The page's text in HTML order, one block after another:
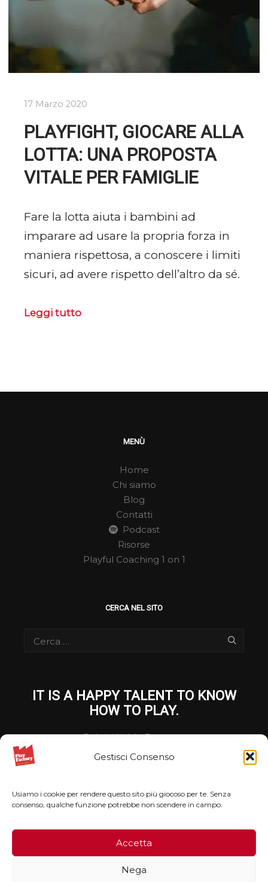
Gestisci Consenso
Usiamo i cookie per rendere questo sito più giocoso per te. Senza
consenso, qualche funzione potrebbe non scendere in campo.
Accetta
Nega
17 Marzo 2020
PLAYFIGHT, GIOCARE ALLA
LOTTA: UNA PROPOSTA
VITALE PER FAMIGLIE
Fare la lotta aiuta i bambini ad
imparare ad usare la propria forza in
maniera rispettosa, a conoscere i limiti
sicuri, ad avere rispetto dell’altro da sé.
Leggi tutto
MENÙ
Home
Chi siamo
Blog
Contatti
Podcast
Risorse
Playful Coaching 1 on 1
CERCA NEL SITO
IT IS A HAPPY TALENT TO KNOW
HOW TO PLAY.
Ralph Waldo Emerson
Cookie Policy